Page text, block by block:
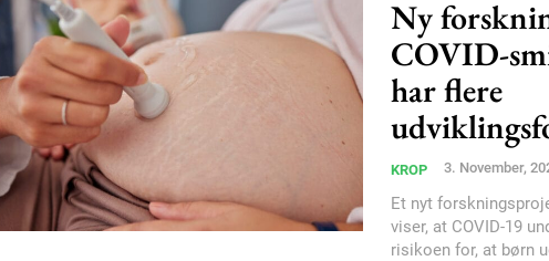
Free limited access
Gratis / forever
Ny
COVID-
har flere
KROP 3. November,
Et nyt
viser, at COVID-19
risikoen for, at børn